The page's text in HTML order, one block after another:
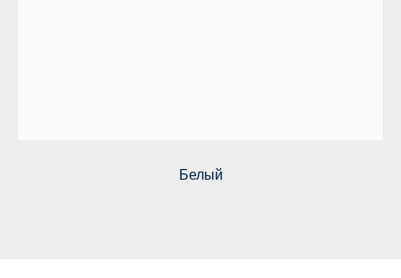
Белый